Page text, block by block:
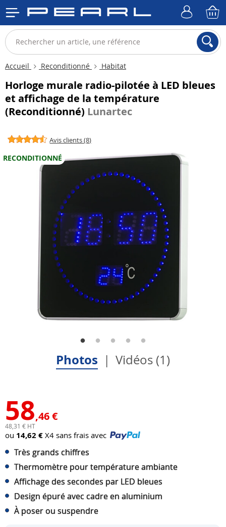
Accueil Reconditionné Habitat
Horloge murale radio-pilotée à LED bleues
et affichage de la température
(Reconditionné) Lunartec
Avis clients (8)
Photos Vidéos (1)
RECONDITIONNÉ
58,46 €
48,31 € HT
ou 14,62 € X4 sans frais avec
Très grands chiffres
Thermomètre pour température ambiante
Affichage des secondes par LED bleues
Design épuré avec cadre en aluminium
À poser ou suspendre